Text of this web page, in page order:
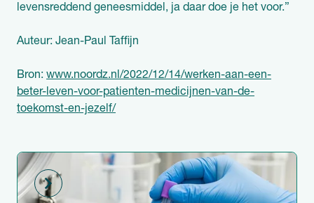
levensreddend geneesmiddel, ja daar doe je het voor.”
Auteur: Jean-Paul Taffijn
Bron: www.noordz.nl/2022/12/14/werken-aan-een-
beter-leven-voor-patienten-medicijnen-van-de-
toekomst-en-jezelf/